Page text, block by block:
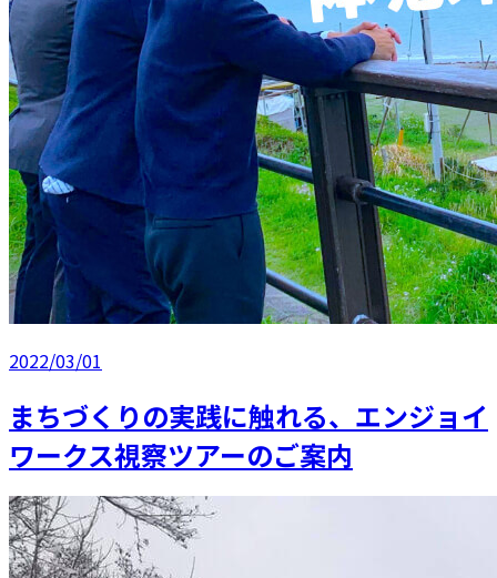
2022/03/01
まちづくりの実践に触れる、エンジョイ
ワークス視察ツアーのご案内